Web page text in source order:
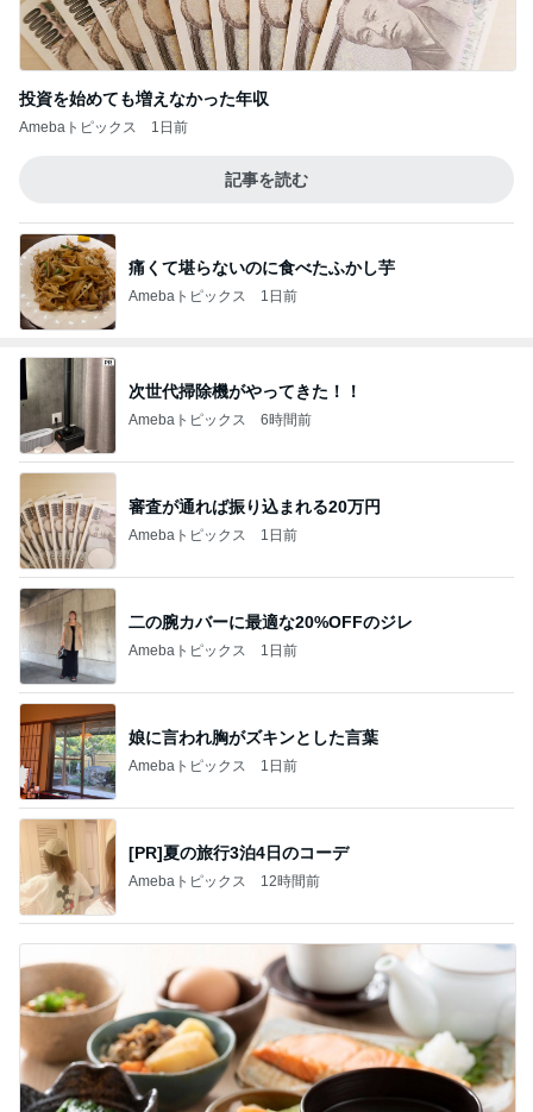
投資を始めても増えなかった年収
Amebaトピックス 1日前
記事を読む
痛くて堪らないのに食べたふかし芋
Amebaトピックス 1日前
次世代掃除機がやってきた！！
Amebaトピックス 6時間前
審査が通れば振り込まれる20万円
Amebaトピックス 1日前
二の腕カバーに最適な20%OFFのジレ
Amebaトピックス 1日前
娘に言われ胸がズキンとした言葉
Amebaトピックス 1日前
[PR]夏の旅行3泊4日のコーデ
Amebaトピックス 12時間前